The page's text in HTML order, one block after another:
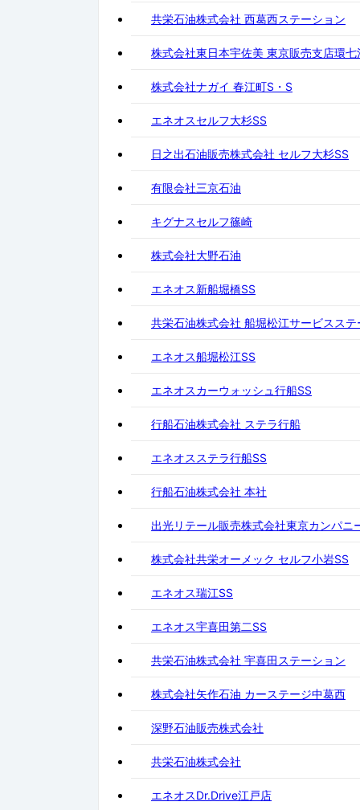
共栄石油株式会社 西葛西ステーション
株式会社東日本宇佐美 東京販売支店環七
株式会社ナガイ 春江町S・S
エネオスセルフ大杉SS
日之出石油販売株式会社 セルフ大杉SS
有限会社三京石油
キグナスセルフ篠崎
株式会社大野石油
エネオス新船堀橋SS
共栄石油株式会社 船堀松江サービスステ
エネオス船堀松江SS
エネオスカーウォッシュ行船SS
行船石油株式会社 ステラ行船
エネオスステラ行船SS
行船石油株式会社 本社
出光リテール販売株式会社東京カンパニ
株式会社共栄オーメック セルフ小岩SS
エネオス瑞江SS
エネオス宇喜田第二SS
共栄石油株式会社 宇喜田ステーション
株式会社矢作石油 カーステージ中葛西
深野石油販売株式会社
共栄石油株式会社
エネオスDr.Drive江戸店